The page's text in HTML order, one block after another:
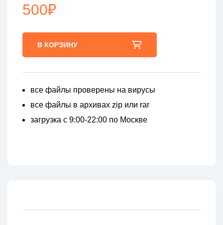
500₽
В КОРЗИНУ
все файлы проверены на вирусы
все файлы в архивах zip или rar
загрузка с 9:00-22:00 по Москве